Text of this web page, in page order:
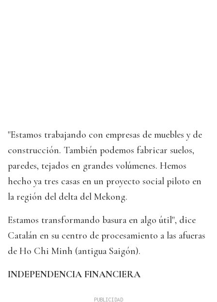
"Estamos trabajando con empresas de muebles y de
construcción. También podemos fabricar suelos,
paredes, tejados en grandes volúmenes. Hemos
hecho ya tres casas en un proyecto social piloto en
la región del delta del Mekong.
Estamos transformando basura en algo útil", dice
Catalán en su centro de procesamiento a las afueras
de Ho Chi Minh (antigua Saigón).
INDEPENDENCIA FINANCIERA